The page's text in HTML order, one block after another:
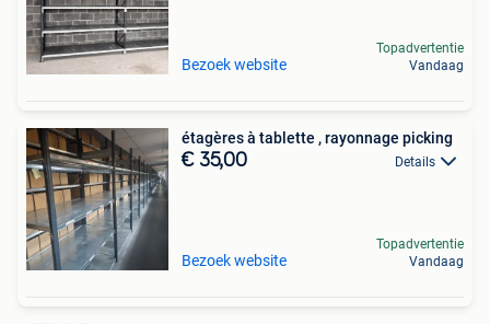
Bezoek website
Topadvertentie
Vandaag
étagères à tablette , rayonnage picking
€ 35,00 Details
Bezoek website
Topadvertentie
Vandaag